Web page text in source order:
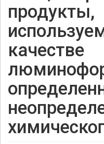
продукты,
качестве